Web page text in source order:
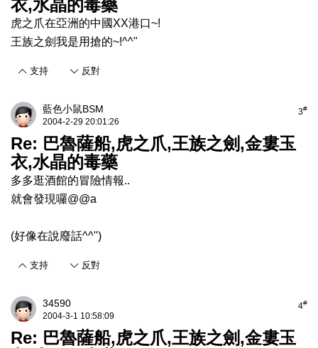
衣,水晶的毒藥
虎之爪在亞洲的中國XX港口~!
王族之劍我是用搶的~!^^"
支持 反對
3#
藍色小鼠BSM
2004-2-29 20:01:26
Re: 巴魯薩船,虎之爪,王族之劍,金婁玉
衣,水晶的毒藥
多多逛酒館的冒險情報..
就會發現囉@@a
(好像在說廢話^^")
支持 反對
4#
34590
2004-3-1 10:58:09
Re: 巴魯薩船,虎之爪,王族之劍,金婁玉